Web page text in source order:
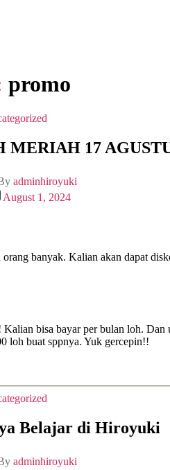
promo
17
adminhiroyuki
August 1, 2024
banyak. Kalian akan dapat
bisa bayar per bulan loh.
loh buat sppnya. Yuk gercepin!!
Belajar di Hiroyuki
adminhiroyuki